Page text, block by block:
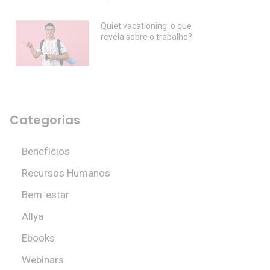
Quiet vacationing: o que
revela sobre o trabalho?
Categorias
Benefícios
Recursos Humanos
Bem-estar
Allya
Ebooks
Webinars